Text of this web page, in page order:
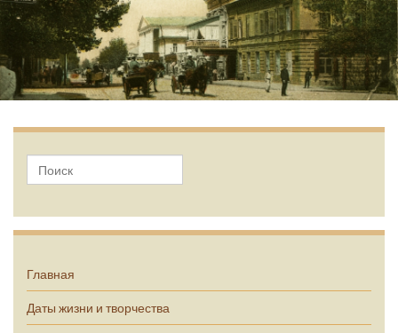
Главная
Даты жизни и творчества